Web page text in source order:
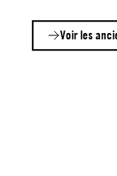
Voir les